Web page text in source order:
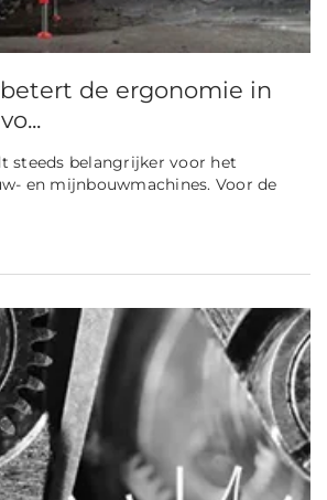
de ergonomie in
steeds belangrijker voor het
en mijnbouwmachines. Voor de